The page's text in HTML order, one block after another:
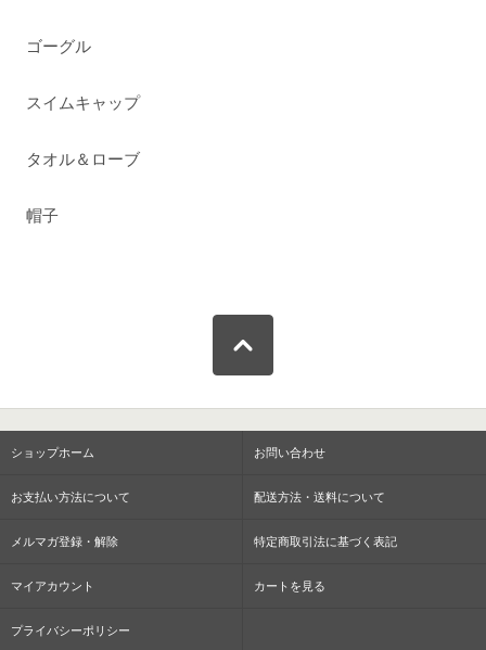
ゴーグル
スイムキャップ
タオル＆ローブ
帽子
ショップホーム お問い合わせ
お支払い方法について 配送方法・送料について
メルマガ登録・解除 特定商取引法に基づく表記
マイアカウント カートを見る
プライバシーポリシー